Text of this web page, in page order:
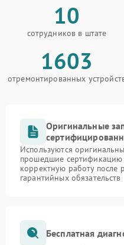
10
сотрудников в штате
1603
отремонтированных
Оригинальные
Используются
прошедшие сертификацию
корректную работу после
гарантийных обязательств
Бесплатная